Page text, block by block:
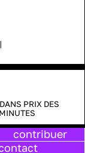
|
DANS PRIX DES
MINUTES
contribuer